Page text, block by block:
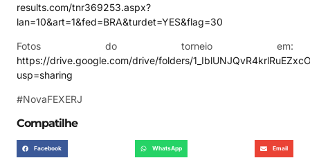
results.com/tnr369253.aspx?
lan=10&art=1&fed=BRA&turdet=YES&flag=30
Fotos do torneio em:
https://drive.google.com/drive/folders/
usp=sharing
#NovaFEXERJ
Compatilhe
Facebook WhatsApp Email